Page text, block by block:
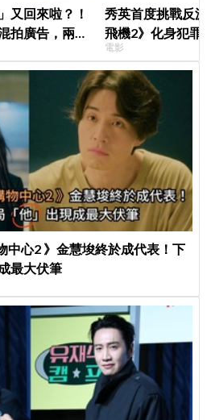
又回來啦？！
拍廣告，兩人
番外篇！
秀英首度挑戰反
飛機2》化身犯罪
電影
中心2 》金慧埈終於成代表！下
最大伏筆